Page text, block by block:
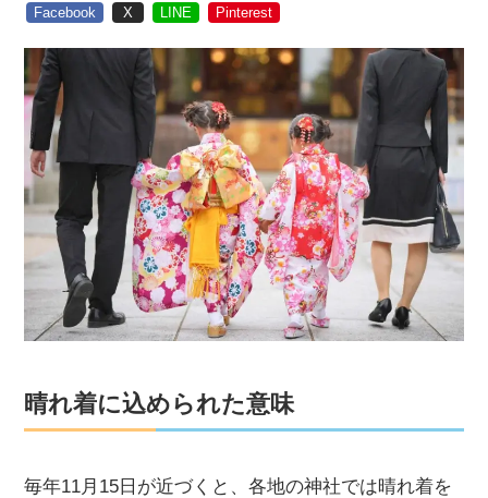
Facebook X LINE Pinterest
晴れ着に込められた意味
毎年11月15日が近づくと、各地の神社では晴れ着を